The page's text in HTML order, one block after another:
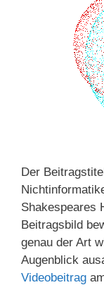
Der
Shakespeares
Beitragsbild
genau der Art
Augenblick
Videobeitrag